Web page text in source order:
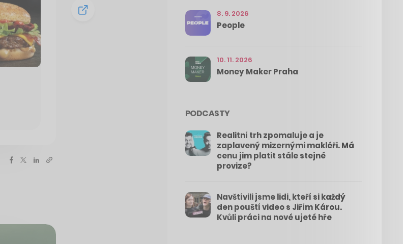
8. 9. 2026
People
10. 11. 2026
Money Maker Praha
PODCASTY
Realitní trh zpomaluje a je
zaplavený mizernými makléři. Má
cenu jim platit stále stejné
provize?
Navštívili jsme lidi, kteří si každý
den pouští video s Jiřím Károu.
Kvůli práci na nové ujeté hře